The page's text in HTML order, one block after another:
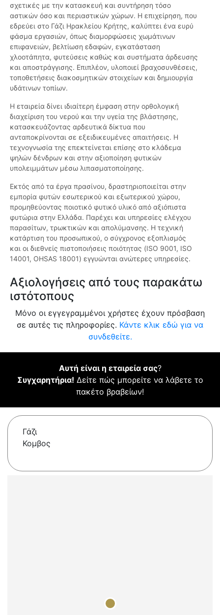
σχετικές με την κατασκευή και συντήρηση τόσο
αστικών όσο και περιαστικών χώρων. Η επιχείρηση, που
εδρεύει στο Γάζι Ηρακλείου Κρήτης, καλύπτει ένα ευρύ
φάσμα εργασιών, όπως διαμορφώσεις χωμάτινων
επιφανειών, βελτίωση εδαφών, εγκατάσταση
χλοοτάπητα, φυτεύσεις καθώς και συστήματα άρδευσης
και αποστράγγισης. Επιπλέον, υλοποιεί βραχοσυνθέσεις,
τοποθετήσεις διακοσμητικών στοιχείων και δημιουργία
υδάτινων τοπίων.
Η εταιρεία δίνει ιδιαίτερη έμφαση στην ορθολογική
διαχείριση του νερού και την υγεία της βλάστησης,
κατασκευάζοντας αρδευτικά δίκτυα που
ανταποκρίνονται σε εξειδικευμένες απαιτήσεις. Η
τεχνογνωσία της επεκτείνεται επίσης στο κλάδεμα
ψηλών δένδρων και στην αξιοποίηση φυτικών
υπολειμμάτων μέσω λιπασματοποίησης.
Εκτός από τα έργα πρασίνου, δραστηριοποιείται στην
εμπορία φυτών εσωτερικού και εξωτερικού χώρου,
προμηθεύοντας ποιοτικό φυτικό υλικό από αξιόπιστα
φυτώρια στην Ελλάδα. Παρέχει και υπηρεσίες ελέγχου
παρασίτων, τρωκτικών και απολύμανσης. Η τεχνική
κατάρτιση του προσωπικού, ο σύγχρονος εξοπλισμός
και οι διεθνείς πιστοποιήσεις ποιότητας (ISO 9001, ISO
14001, OHSAS 18001) εγγυώνται ανώτερες υπηρεσίες.
Αξιολογήσεις από τους παρακάτω
ιστότοπους
Μόνο οι εγγεγραμμένοι χρήστες έχουν πρόσβαση
σε αυτές τις πληροφορίες. Κάντε κλικ εδώ για να
συνδεθείτε.
Αυτή είναι η εταιρεία σας?
Συγχαρητήρια! Δείτε πώς μπορείτε να λάβετε το
πακέτο βραβείων!
Γάζι
Κομβος